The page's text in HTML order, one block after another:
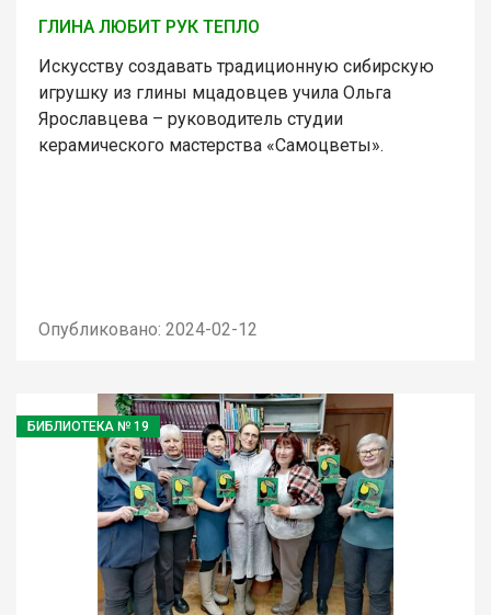
ГЛИНА ЛЮБИТ РУК ТЕПЛО
Искусству создавать традиционную сибирскую
игрушку из глины мцадовцев учила Ольга
Ярославцева – руководитель студии
керамического мастерства «Самоцветы».
Опубликовано: 2024-02-12
БИБЛИОТЕКА № 19